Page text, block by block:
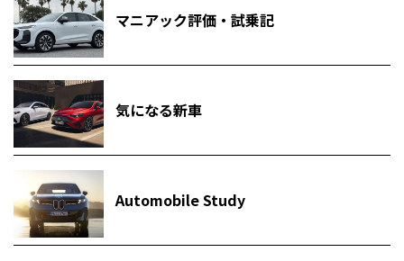
マニアック評価・試乗記
気になる新車
Automobile Study